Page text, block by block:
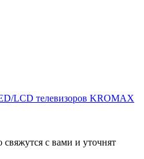
LCD телевизоров KROMAX
с вами и уточнят